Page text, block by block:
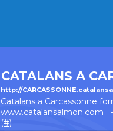
CATALANS A
http://
Catalans a Carcassonne
www.catalansalmon.com
(#)